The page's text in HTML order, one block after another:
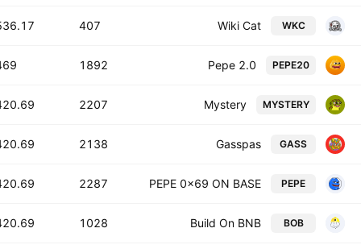
WKC
Wiki Cat
407
T
PEPE20
Pepe 2.0
1892
T
MYSTERY
Mystery
2207
T
GASS
Gasspas
2138
T
PEPE
PEPE 0x69 ON BASE
2287
T
BOB
Build On BNB
1028
T